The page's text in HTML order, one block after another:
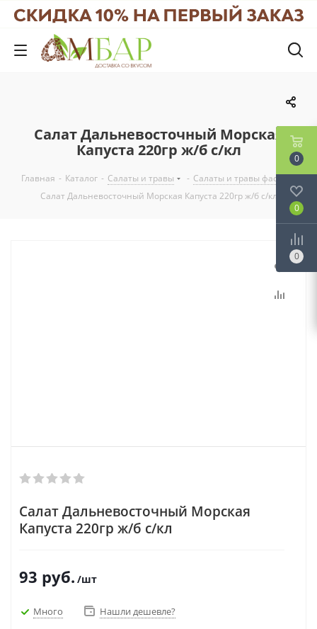
Салат Дальневосточный Морская
Капуста 220гр ж/б с/кл
Главная - Каталог - Салаты и травы - Салаты и травы фас
-
Салат Дальневосточный Морская Капуста 220гр ж/б с/кл
Салат Дальневосточный Морская
Капуста 220гр ж/б с/кл
93 руб. /шт
Много Нашли дешевле?
0
0
0